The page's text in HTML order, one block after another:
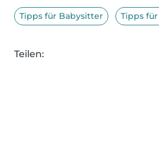
Tipps für Babysitter Tipps
Teilen: